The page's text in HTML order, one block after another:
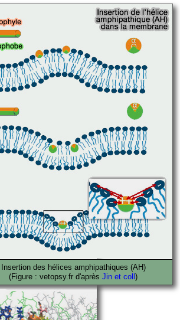
Insertion des hélices amphipathiques (AH)
(Figure : vetopsy.fr d'aprèsJin et coll)